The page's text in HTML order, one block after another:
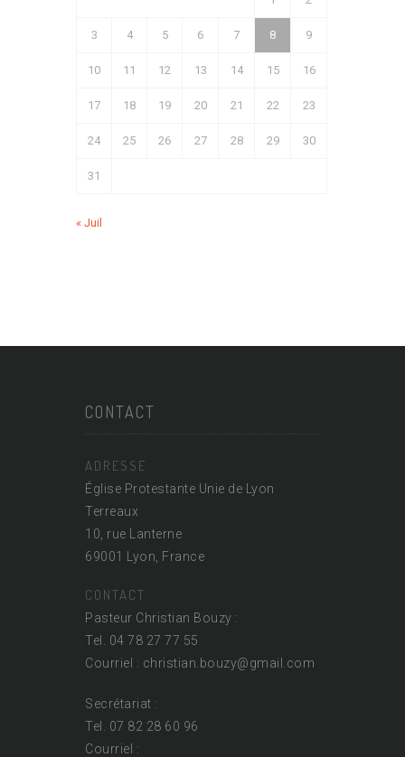
3 4 5 6 7 8 9
10 11 12 13 14 15 16
17 18 19 20 21 22 23
24 25 26 27 28 29 30
31
« Juil
CONTACT
ADRESSE
Église Protestante Unie de Lyon
Terreaux
10, rue Lanterne
69001 Lyon, France
CONTACT
Pasteur Christian Bouzy :
Tel. 04 78 27 77 55
Courriel : christian.bouzy@gmail.com
Secrétariat :
Tel. 07 82 28 60 96
Courriel :